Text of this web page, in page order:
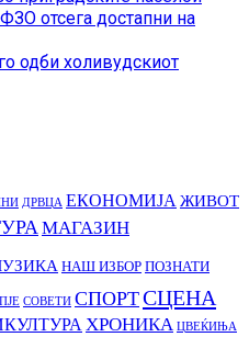
отсега достапни на
одби холивудскиот
ДРВЦА ЕКОНОМИЈА ЖИВОТ
МАГАЗИН
НАШ ИЗБОРПОЗНАТИ
СОВЕТИ СПОРТСЦЕНА
ХРОНИКА ЦВЕЌИЊА